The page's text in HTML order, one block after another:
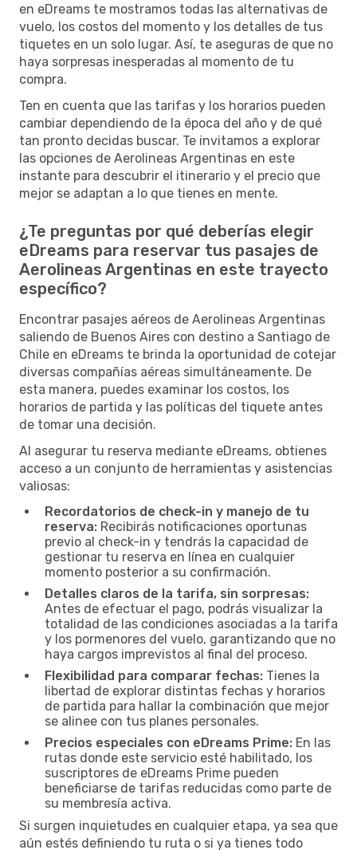
en eDreams te mostramos todas las alternativas de
vuelo, los costos del momento y los detalles de tus
tiquetes en un solo lugar. Así, te aseguras de que no
haya sorpresas inesperadas al momento de tu
compra.
Ten en cuenta que las tarifas y los horarios pueden
cambiar dependiendo de la época del año y de qué
tan pronto decidas buscar. Te invitamos a explorar
las opciones de Aerolineas Argentinas en este
instante para descubrir el itinerario y el precio que
mejor se adaptan a lo que tienes en mente.
¿Te preguntas por qué deberías elegir
eDreams para reservar tus pasajes de
Aerolineas Argentinas en este trayecto
específico?
Encontrar pasajes aéreos de Aerolineas Argentinas
saliendo de Buenos Aires con destino a Santiago de
Chile en eDreams te brinda la oportunidad de cotejar
diversas compañías aéreas simultáneamente. De
esta manera, puedes examinar los costos, los
horarios de partida y las políticas del tiquete antes
de tomar una decisión.
Al asegurar tu reserva mediante eDreams, obtienes
acceso a un conjunto de herramientas y asistencias
valiosas:
Recordatorios de check-in y manejo de tu
reserva: Recibirás notificaciones oportunas
previo al check-in y tendrás la capacidad de
gestionar tu reserva en línea en cualquier
momento posterior a su confirmación.
Detalles claros de la tarifa, sin sorpresas:
Antes de efectuar el pago, podrás visualizar la
totalidad de las condiciones asociadas a la tarifa
y los pormenores del vuelo, garantizando que no
haya cargos imprevistos al final del proceso.
Flexibilidad para comparar fechas: Tienes la
libertad de explorar distintas fechas y horarios
de partida para hallar la combinación que mejor
se alinee con tus planes personales.
Precios especiales con eDreams Prime: En las
rutas donde este servicio esté habilitado, los
suscriptores de eDreams Prime pueden
beneficiarse de tarifas reducidas como parte de
su membresía activa.
Si surgen inquietudes en cualquier etapa, ya sea que
aún estés definiendo tu ruta o si ya tienes todo